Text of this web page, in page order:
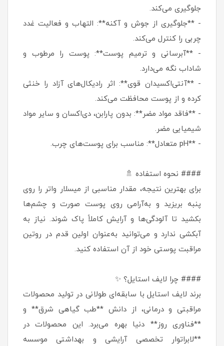
جلوگیری می‌کند.
- **جلوگیری از جوش و آکنه**: التهاب و فعالیت غدد
چربی را کنترل می‌کند.
- **آبرسانی و ترمیم پوست**: پوست را مرطوب و
شاداب نگه می‌دارد.
- **آنتی‌اکسیدان قوی**: اثر رادیکال‌های آزاد را خنثی
کرده و از پوست محافظت می‌کند.
- **فاقد مواد مضر**: بدون پارابن، دی‌اکسان و سایر مواد
شیمیایی مضر.
- **pH متعادل**: مناسب برای پوست‌های چرب.
#### نحوه استفاده 🚿
برای بهترین نتیجه، مقدار مناسبی از میسلار واتر را روی
پنبه بریزید و به‌آرامی روی پوست صورت و چشم‌ها
بکشید تا آلودگی‌ها و آرایش کاملاً پاک شوند. نیاز به
آبکشی ندارد و می‌توانید به‌عنوان اولین قدم در روتین
مراقبت پوستی خود از آن استفاده کنید.
#### چرا لایف استایل؟ ✨
برند لایف استایل با سابقه‌ای طولانی در تولید محصولات
مراقبتی و درمانی، از دانش **طب گیاهی شرق** و
**فناوری روز** دنیا بهره می‌برد. این محصولات در
**لابراتوار تخصصی آرایشی و بهداشتی موسسه